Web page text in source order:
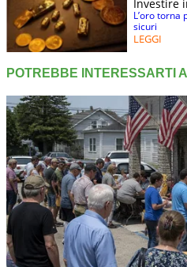
Investire
L’oro
sicuri
LEGGI